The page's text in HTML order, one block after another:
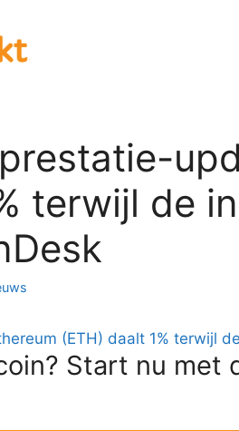
terwijl de
(ETH) daalt 1% terwijl
Start nu met